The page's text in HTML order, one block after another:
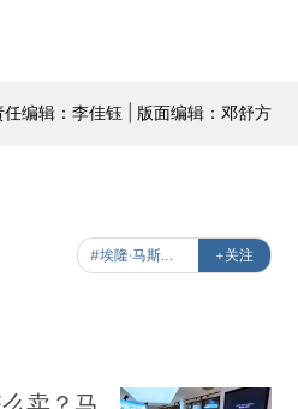
任编辑：李佳钰 | 版面编辑：邓舒方
#埃隆·马斯克传 +关注